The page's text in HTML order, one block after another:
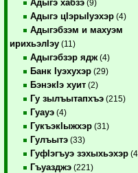
Адыгэ хабзэ (9)
Адыгэ цIэрыIуэхэр (4)
Адыгэбзэм и махуэм
ирихьэлIэу (11)
Адыгэбзэр ядж (4)
Банк Iуэхухэр (29)
БэнэкIэ хуит (2)
Гу зылъытапхъэ (215)
Гуауэ (4)
ГукъэкIыжхэр (31)
Гулъытэ (33)
ГуфIэгъуэ зэхыхьэхэр
Гъуазджэ (221)